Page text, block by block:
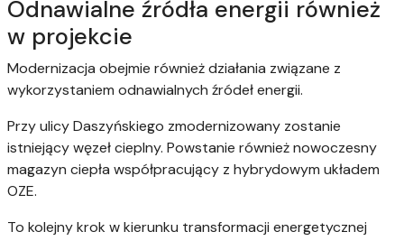
Odnawialne źródła energii również
w projekcie
Modernizacja obejmie również działania związane z
wykorzystaniem odnawialnych źródeł energii.
Przy ulicy Daszyńskiego zmodernizowany zostanie
istniejący węzeł cieplny. Powstanie również nowoczesny
magazyn ciepła współpracujący z hybrydowym układem
OZE.
To kolejny krok w kierunku transformacji energetycznej